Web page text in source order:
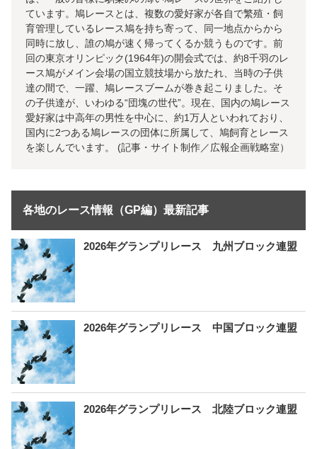
ています。鳩レースとは、複数の愛好家が各自で繁殖・飼
育管理しているレース鳩を持ち寄って、同一地点からから
同時に放し、誰の鳩が速く帰ってくるか競うものです。前
回の東京オリンピック(1964年)の開会式では、約8千羽のレ
ース鳩がメイン会場の国立競技場から放たれ、当時の子供
達の間で、一躍、鳩レースブームが巻き起こりました。そ
の子供達が、いわゆる“団塊の世代”。現在、国内の鳩レース
愛好家は中高年の男性を中心に、約1万人といわれており、
国内に2つある鳩レースの団体に所属して、鳩飼育とレース
を楽しんでいます。 (記事・サイト制作／広報企画戦略室）
各地のレース情報（GP編）最新記事
2026年グランプリレース 九州ブロック連盟
2026年グランプリレース 中国ブロック連盟
2026年グランプリレース 北陸ブロック連盟